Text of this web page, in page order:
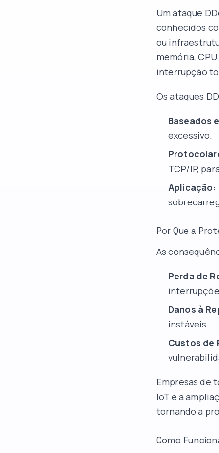
Um ataque
conhecidos
ou
memória,
interrupção
Os ataques
Baseados
excessivo.
TCP/IP,
Aplicação:
Por Que a
As
Perda de
Danos à
instáveis.
Custos de
Empresas de
IoT e a
tornando a
Como